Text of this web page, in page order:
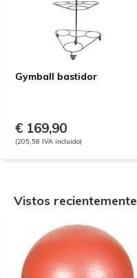
Gymball bastidor
€ 169,90
(205,58 IVA incluido)
Vistos recientemente